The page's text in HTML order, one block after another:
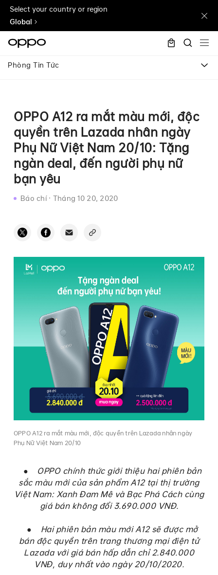
Select your country or region
Global
Phòng Tin Tức
OPPO A12 ra mắt màu mới, độc
quyền trên Lazada nhân ngày
Phụ Nữ Việt Nam 20/10: Tặng
ngàn deal, đến người phụ nữ
bạn yêu
Báo chí· Tháng 10 20, 2020
OPPO A12 ra mắt màu mới, độc quyền trên Lazada nhân ngày
Phụ Nữ Việt Nam 20/10
●
OPPO chính thức giới thiệu hai phiên bản
sắc màu mới của sản phẩm A12 tại thị trường
Việt Nam: Xanh Đam Mê và Bạc Phá Cách cùng
giá bán không đổi 3.690.000 VNĐ.
● Hai phiên bản màu mới A12 sẽ được mở
bán độc quyền trên trang thương mại điện tử
Lazada với giá bán hấp dẫn chỉ 2.840.000
VNĐ, duy nhất vào ngày 20/10/2020.